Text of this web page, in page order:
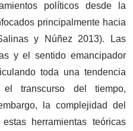
políticos desde la
principalmente hacia
y Núñez 2013). Las
y el sentido emancipador
toda una tendencia
transcurso del tiempo,
la complejidad del
herramientas teóricas